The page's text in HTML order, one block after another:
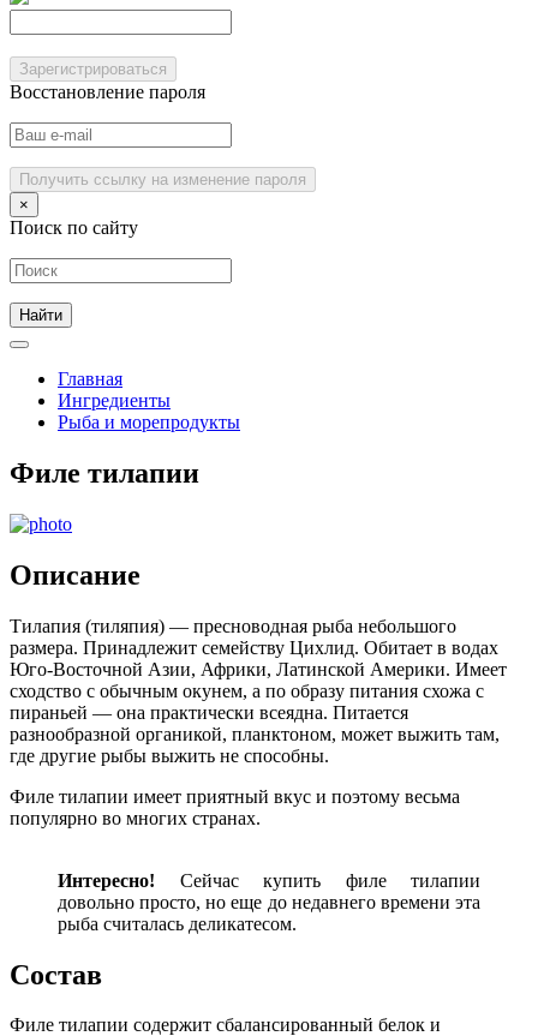
Зарегистрироваться
Восстановление пароля
Получить ссылку на изменение пароля
×
Поиск по сайту
Главная
Ингредиенты
Рыба и морепродукты
Филе тилапии
Описание
Тилапия (тиляпия) — пресноводная рыба небольшого
размера. Принадлежит семейству Цихлид. Обитает в водах
Юго-Восточной Азии, Африки, Латинской Америки. Имеет
сходство с обычным окунем, а по образу питания схожа с
пираньей — она практически всеядна. Питается
разнообразной органикой, планктоном, может выжить там,
где другие рыбы выжить не способны.
Филе тилапии имеет приятный вкус и поэтому весьма
популярно во многих странах.
Интересно! Сейчас купить филе тилапии
довольно просто, но еще до недавнего времени эта
рыба считалась деликатесом.
Cостав
Филе тилапии содержит сбалансированный белок и